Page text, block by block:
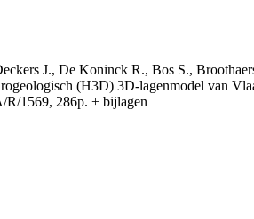
J., De Koninck R., Bos S.,
(H3D) 3D-lagenmodel van
R/1569, 286p. + bijlagen